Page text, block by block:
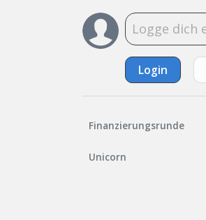
Login
Finanzierungsrunde
Unicorn